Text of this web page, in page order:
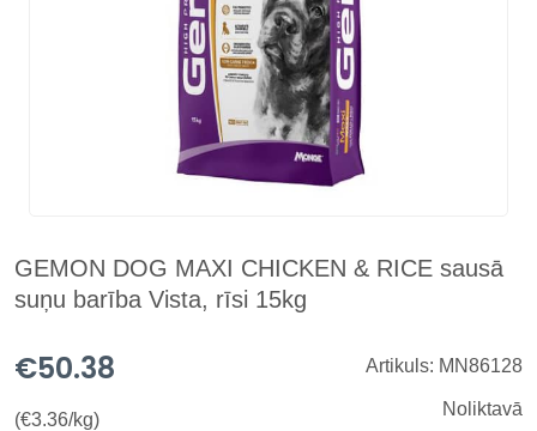
GEMON DOG MAXI CHICKEN & RICE sausā
suņu barība Vista, rīsi 15kg
€50.38
(€3.36/kg)
Artikuls: MN86128
Noliktavā